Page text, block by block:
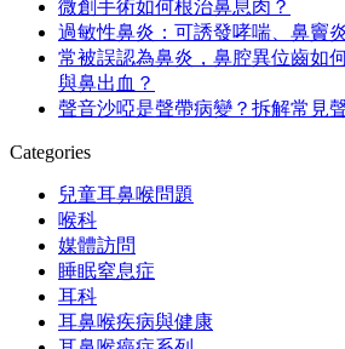
微創手術如何根治鼻息肉？
過敏性鼻炎：可誘發哮喘、鼻竇
常被誤認為鼻炎，鼻腔異位齒如
與鼻出血？
聲音沙啞是聲帶病變？拆解常見
Categories
兒童耳鼻喉問題
喉科
媒體訪問
睡眠窒息症
耳科
耳鼻喉疾病與健康